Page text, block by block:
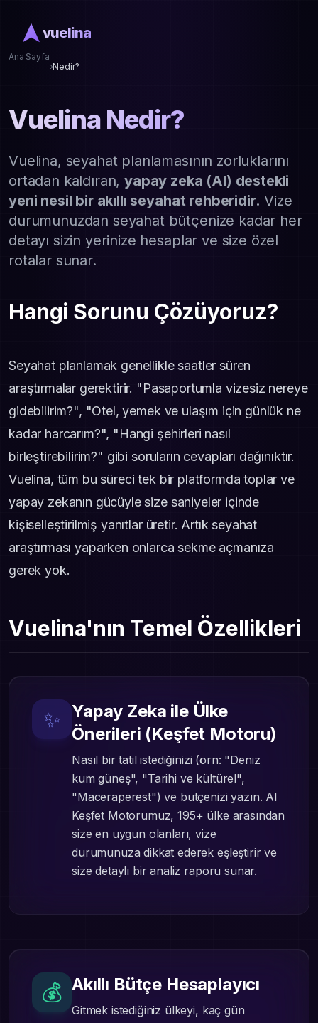
vuelina
Ana Sayfa
›Nedir?
Vuelina Nedir?
Vuelina, seyahat planlamasının zorluklarını
ortadan kaldıran,yapay zeka (AI) destekli
yeni nesil bir akıllı seyahat rehberidir. Vize
durumunuzdan seyahat bütçenize kadar her
detayı sizin yerinize hesaplar ve size özel
rotalar sunar.
Hangi Sorunu Çözüyoruz?
Seyahat planlamak genellikle saatler süren
araştırmalar gerektirir. "Pasaportumla vizesiz nereye
gidebilirim?", "Otel, yemek ve ulaşım için günlük ne
kadar harcarım?", "Hangi şehirleri nasıl
birleştirebilirim?" gibi soruların cevapları dağınıktır.
Vuelina, tüm bu süreci tek bir platformda toplar ve
yapay zekanın gücüyle size saniyeler içinde
kişiselleştirilmiş yanıtlar üretir. Artık seyahat
araştırması yaparken onlarca sekme açmanıza
gerek yok.
Vuelina'nın Temel Özellikleri
✨
Yapay Zeka ile Ülke
Önerileri (Keşfet Motoru)
Nasıl bir tatil istediğinizi (örn: "Deniz
kum güneş", "Tarihi ve kültürel",
"Maceraperest") ve bütçenizi yazın. AI
Keşfet Motorumuz, 195+ ülke arasından
size en uygun olanları, vize
durumunuza dikkat ederek eşleştirir ve
size detaylı bir analiz raporu sunar.
💰 Akıllı Bütçe Hesaplayıcı
Gitmek istediğiniz ülkeyi, kaç gün